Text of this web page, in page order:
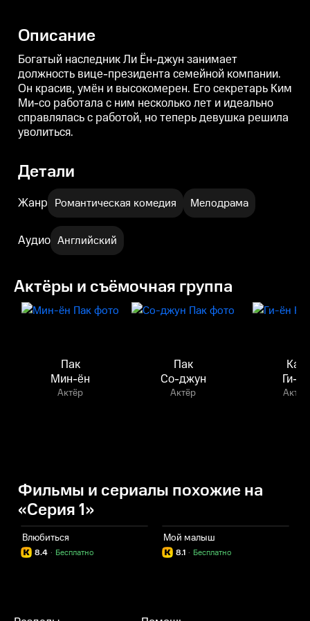
теперь девушка решила
уволиться.
Описание
Богатый наследник Ли Ён-джун занимает
должность вице-президента семейной компании.
Он красив, умён и высокомерен. Его секретарь Ким
Ми-со работала с ним несколько лет и идеально
справлялась с работой, но теперь девушка решила
уволиться.
Детали
Жанр Романтическая комедия Мелодрама
Аудио Английский
Актёры и съёмочная группа
Пак
Мин-ён
Актёр
Пак
Со-джун
Актёр
Кан
Ги-ён
Актёр
Фильмы и сериалы похожие на
«Серия 1»
Влюбиться
8.4 Бесплатно
·
Мой малыш
8.1 Бесплатно
·